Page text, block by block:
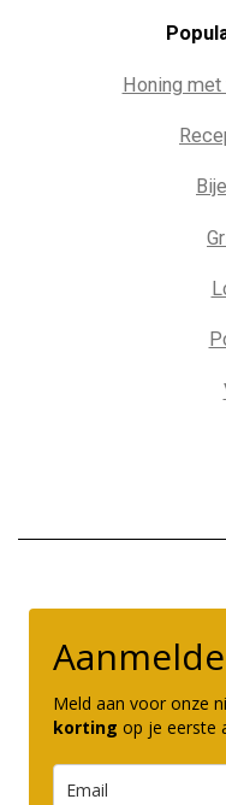
Honing
Meld aan voor onze
korting op je eerste